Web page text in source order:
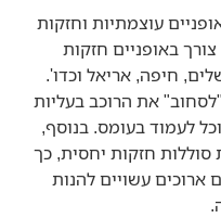
60 וולט הינן אופניים עוצמתיות וחזקות
באופניים חזקות
חיפה, אריאל וכדו'.
את הרוכב בעליות
לעמוד בעומס. בנוסף,
וולט מכילות סוללות חזקות יחסית, כך
עשויים להנות